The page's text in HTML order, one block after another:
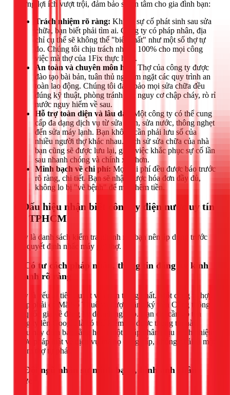
những lợi ích vượt trội, đảm bảo sự an tâm cho gia đình bạn:
Trách nhiệm rõ ràng: Khi có sự cố phát sinh sau sửa
chữa, bạn biết phải tìm ai. Công ty có pháp nhân, địa
chỉ cụ thể sẽ không thể "biến mất" như một số thợ tự
do. Chúng tôi chịu trách nhiệm 100% cho mọi công
việc mà thợ của 1Fix thực hiện.
An toàn và chuyên môn hóa:
Thợ của công ty được
đào tạo bài bản, tuân thủ nghiêm ngặt các quy trình an
toàn lao động. Chúng tôi đảm bảo mọi sửa chữa đều
đúng kỹ thuật, phòng tránh các nguy cơ chập cháy, rò rỉ
nước nguy hiểm về sau.
Hỗ trợ toàn diện và lâu dài:
Một công ty có thể cung
cấp đa dạng dịch vụ từ sửa điện, sửa nước, thông nghẹt
đến sửa máy lạnh. Bạn không cần phải lưu số của
nhiều người thợ khác nhau. Lịch sử sửa chữa của nhà
bạn cũng sẽ được lưu lại, giúp việc khắc phục sự cố lần
sau nhanh chóng và chính xác hơn.
Minh bạch về chi phí: Mọi chi phí đều được báo trước
rõ ràng, chi tiết. Bạn sẽ nhận được hóa đơn đầy đủ,
không lo bị "vẽ bệnh" để moi thêm tiền.
6 Dấu hiệu nhận biết công ty điện nước uy tín
tại TPHCM
Đây là danh sách kiểm tra nhanh mà bạn nên áp dụng trước
khi quyết định nhấc máy gọi thợ.
1. Có tư cách pháp nhân, thông tin đăng ký kinh
doanh rõ ràng
Đây là yếu tố tiên quyết và quan trọng nhất. Một công ty hợp
pháp phải có Mã Số Thuế và được đăng ký trên Cổng thông
tin quốc gia về đăng ký doanh nghiệp. Bạn chỉ cần gõ tên
công ty lên Google là có thể kiểm tra được thông tin này.
Điều này đảm bảo rằng họ là một pháp nhân chịu trách nhiệm
trước pháp luật về dịch vụ mà họ cung cấp, không phải là một
nhóm thợ tự phát.
2. Đội ngũ nhân sự minh bạch, hình ảnh chân
thực